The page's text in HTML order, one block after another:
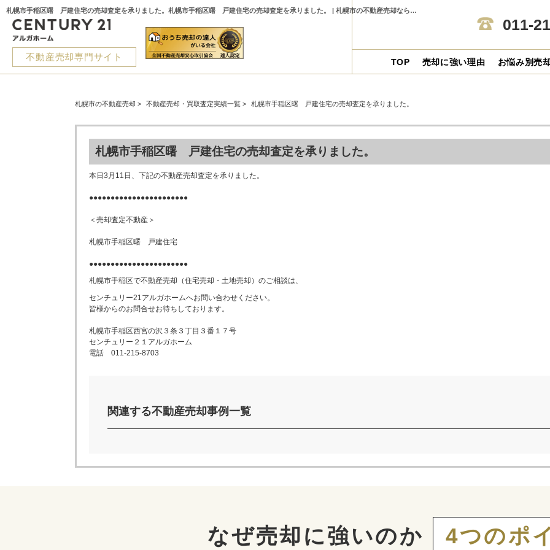
札幌市手稲区曙 戸建住宅の売却査定を承りました。札幌市手稲区曙 戸建住宅の売却査定を承りました。 | 札幌市の不動産売却ならセンチュリー21アルガホーム
不動産売却専門サイト
011-
TOP 売却に強い理由 お悩み別売
札幌市の不動産売却 > 不動産売却・買取査定実績一覧 > 札幌市手稲区曙 戸建住宅の売却査定を承りました。
札幌市手稲区曙 戸建住宅の売却査定を承りました。
本日3月11日、下記の不動産売却査定を承りました。
●●●●●●●●●●●●●●●●●●●●●●●
＜売却査定不動産＞
札幌市手稲区曙 戸建住宅
●●●●●●●●●●●●●●●●●●●●●●●
札幌市手稲区で不動産売却（住宅売却・土地売却）のご相談は、
センチュリー21アルガホームへお問い合わせください。
皆様からのお問合せお待ちしております。
札幌市手稲区西宮の沢３条３丁目３番１７号
センチュリー２１アルガホーム
電話 011-215-8703
関連する不動産売却事例一覧
なぜ売却に強いのか 4つのポ